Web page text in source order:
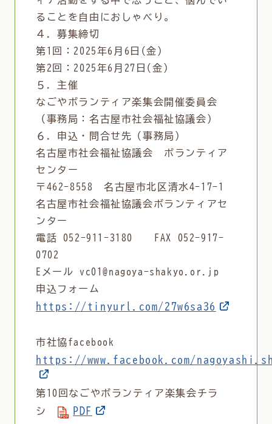
ることを自由におしゃべり。
４．募集締切
第1回：2025年6月6日(金)
第2回：2025年6月27日(金)
５．主催
なごやボランティア楽集会開催委員会
（事務局：名古屋市社会福祉協議会）
６．申込・問合せ先（事務局）
名古屋市社会福祉協議会 ボランティア
センター
〒462-8558 名古屋市北区清水4-17-1
名古屋市社会福祉協議会ボランティアセ
ンター
電話 052-911-3180 FAX 052-917-
0702
Eメール vc01@nagoya-shakyo.or.jp
申込フォーム
https://tinyurl.com/27w6sa36
市社協facebook
https://www.facebook.com/
第10回なごやボランティア楽集会チラ
シ
PDF